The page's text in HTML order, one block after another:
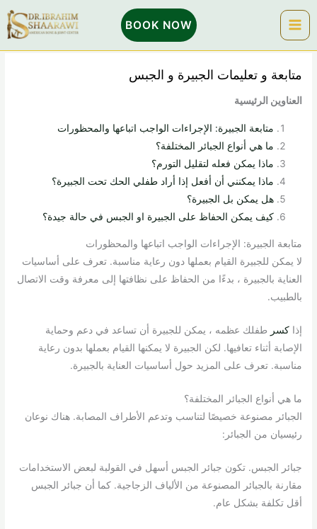
تخطي
المحتوى
BOOK NOW
متابعة و تعليمات الجبيرة و الجبس
العناوين الرئيسية
متابعة الجبيرة: الإجراءات الواجب اتباعها والمحظورات
ما هي أنواع الجبائر المختلفة؟
ماذا يمكن فعله لتقليل التورم؟
ماذا يمكنني أن أفعل إذا أراد طفلي الحك تحت الجبيرة؟
هل يمكن بل الجبيرة؟
كيف يمكن الحفاظ على الجبيرة او الجبس في حالة جيدة؟
متابعة الجبيرة: الإجراءات الواجب اتباعها والمحظورات
لا يمكن للجبيرة القيام بعملها دون رعاية مناسبة. تعرف على أساسيات
العناية بالجبيرة ، بدءًا من الحفاظ على نظافتها إلى معرفة وقت الاتصال
بالطبيب.
إذاكسر طفلك عظمه ، يمكن للجبيرة أن تساعد في دعم وحماية
الإصابة أثناء تعافيها. لكن الجبيرة لا يمكنها القيام بعملها بدون رعاية
مناسبة. تعرف على المزيد حول أساسيات العناية بالجبيرة.
ما هي أنواع الجبائر المختلفة؟
الجبائر مصنوعة خصيصًا لتناسب وتدعم الأطراف المصابة. هناك نوعان
رئيسيان من الجبائر:
جبائر الجبس. تكون جبائر الجبس أسهل في القولبة لبعض الاستخدامات
مقارنة بالجبائر المصنوعة من الألياف الزجاجية. كما أن جبائر الجبس
أقل تكلفة بشكل عام.